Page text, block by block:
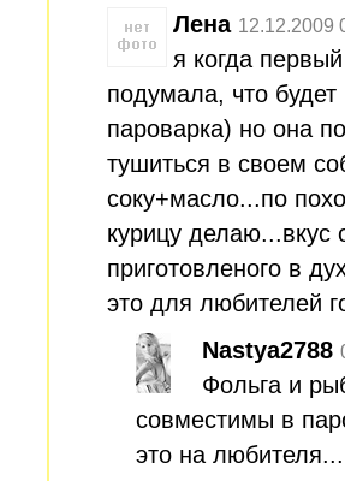
Лена 12.12.2009
я когда
подумала, что
пароварка) но она
тушиться в своем
соку+масло...по
курицу делаю...вкус
приготовленого в
это для любителей
Nastya2788
Фольга и
совместимы в
это на любителя...